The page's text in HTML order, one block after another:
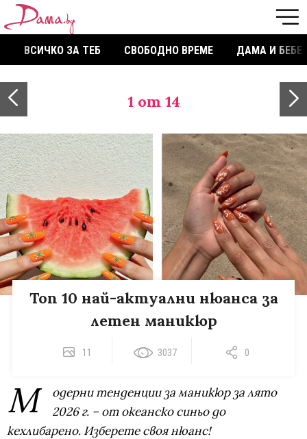
ВСИЧКО ЗА ТЕБ СВОБОДНО ВРЕМЕ ДАМА И БЕБЕ
1 от 14
Топ 10 най-актуални нюанса за
летен маникюр
11 3037 0
М
одерни тенденции за маникюр за лято
2026 г. – от океанско синьо до
кехлибарено. Изберете своя нюанс!